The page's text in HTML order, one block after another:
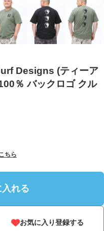
Designs (ティーア
％ バックロゴ クル
ちら
れる
お気に入り登録する